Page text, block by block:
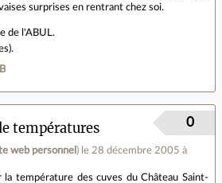
surprises en rentrant chez soi.
de l'ABUL.
).
températures
web personnel ) le 28 décembre 2005 à
0
la température des cuves du Château Saint-